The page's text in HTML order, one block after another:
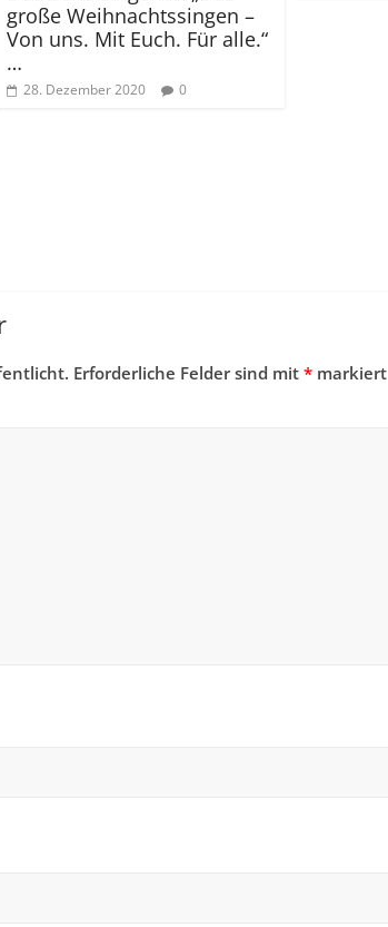
große Weihnachtssingen –
Von uns. Mit Euch. Für alle.“
…
28. Dezember 2020 0
Erforderliche Felder sind mit * markiert